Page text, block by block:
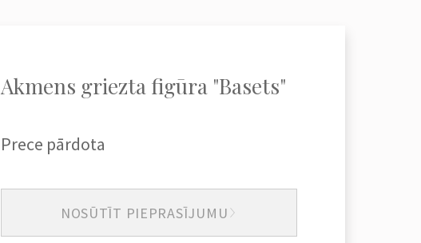
Akmens griezta figūra "Basets"
Prece pārdota
NOSŪTĪT PIEPRASĪJUMU